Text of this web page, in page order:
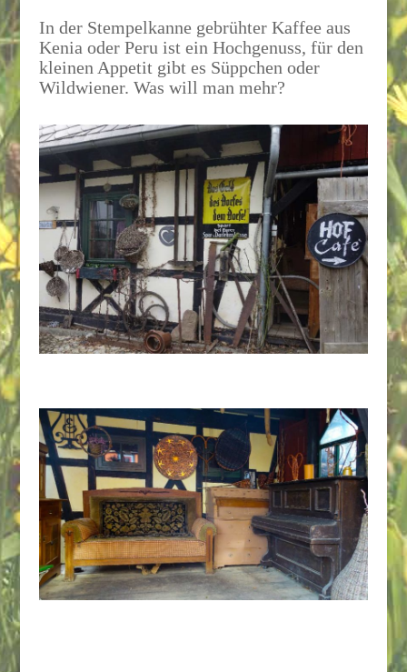
In der Stempelkanne gebrühter Kaffee aus
Kenia oder Peru ist ein Hochgenuss, für den
kleinen Appetit gibt es Süppchen oder
Wildwiener. Was will man mehr?